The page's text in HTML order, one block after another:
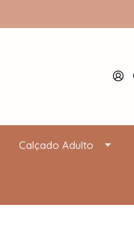
Calçado Adulto